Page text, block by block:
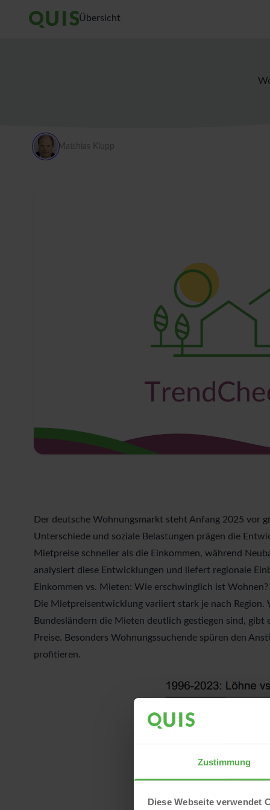
Zustimmung
Diese Webseite verwendet
Übersicht
Matthias Klupp
Der deutsche Wohnungsmarkt steht Anfang 2025 vor
Unterschiede und soziale Belastungen prägen die
Mietpreise schneller als die Einkommen, während
analysiert diese Entwicklungen und liefert regionale
Einkommen vs. Mieten: Wie erschwinglich ist Wohnen?
Die Mietpreisentwicklung variiert stark je nach
Bundesländern die Mieten deutlich gestiegen sind,
Preise. Besonders Wohnungssuchende spüren den
profitieren.